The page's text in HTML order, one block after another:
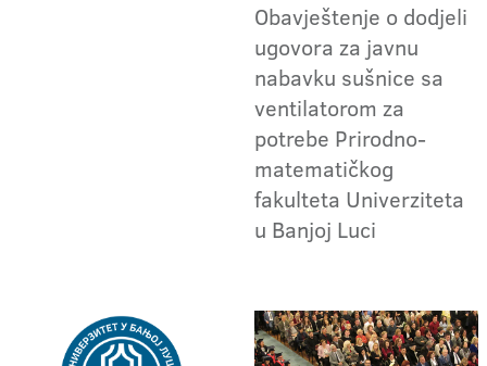
Obavještenje o dodjeli
ugovora za javnu
nabavku sušnice sa
ventilatorom za
potrebe Prirodno-
matematičkog
fakulteta Univerziteta
u Banjoj Luci